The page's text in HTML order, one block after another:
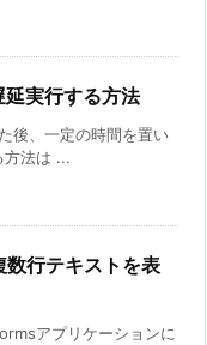
実行する方法
後、一定の時間を置い
方法は ...
行テキストを表
アプリケーションに